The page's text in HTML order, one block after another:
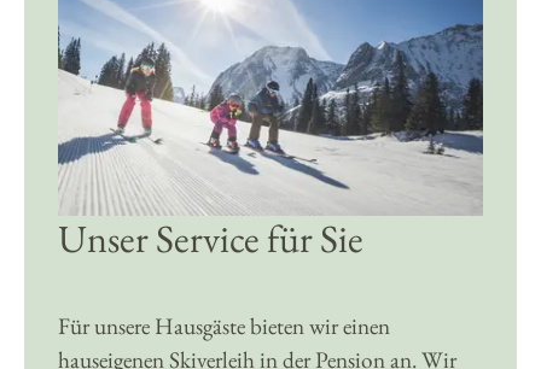
Unser Service für Sie
Für unsere Hausgäste bieten wir einen
hauseigenen Skiverleih in der Pension an. Wir